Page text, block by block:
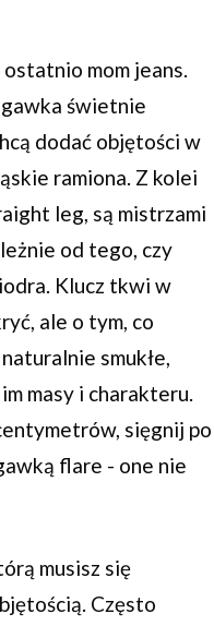
mom jeans.
świetnie
dodać objętości w
ramiona. Z kolei
leg, są mistrzami
od tego, czy
Klucz tkwi w
ale o tym, co
smukłe,
masy i charakteru.
sięgnij po
flare - one nie
musisz się
Często